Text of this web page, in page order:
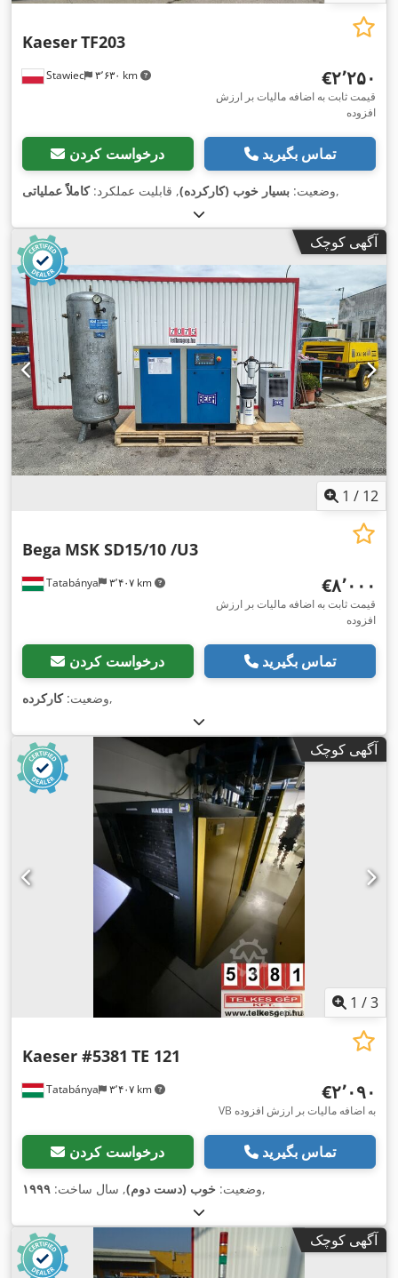
Stawiec ۳٬۶۳۰ km
KaeserTF203
‎€۲٬۲۵۰
قیمت ثابت به اضافه مالیات بر ارزش
افزوده
درخواست کردن تماس بگیرید
وضعیت: بسیار خوب (کارکرده), قابلیت عملکرد:کاملاً عملیاتی ,
آگهی کوچک
1 / 12
Tatabánya ۳٬۴۰۷ km
Bega MSK SD15/10 /U3
‎€۸٬۰۰۰
قیمت ثابت به اضافه مالیات بر ارزش
افزوده
درخواست کردن تماس بگیرید
وضعیت:کارکرده ,
آگهی کوچک
1 /3
Tatabánya ۳٬۴۰۷ km
Kaeser #5381 TE 121
‎€۲٬۰۹۰
VB به اضافه مالیات بر ارزش افزوده
درخواست کردن تماس بگیرید
وضعیت: خوب (دست دوم), سال ساخت: ۱۹۹۹ ,
آگهی کوچک